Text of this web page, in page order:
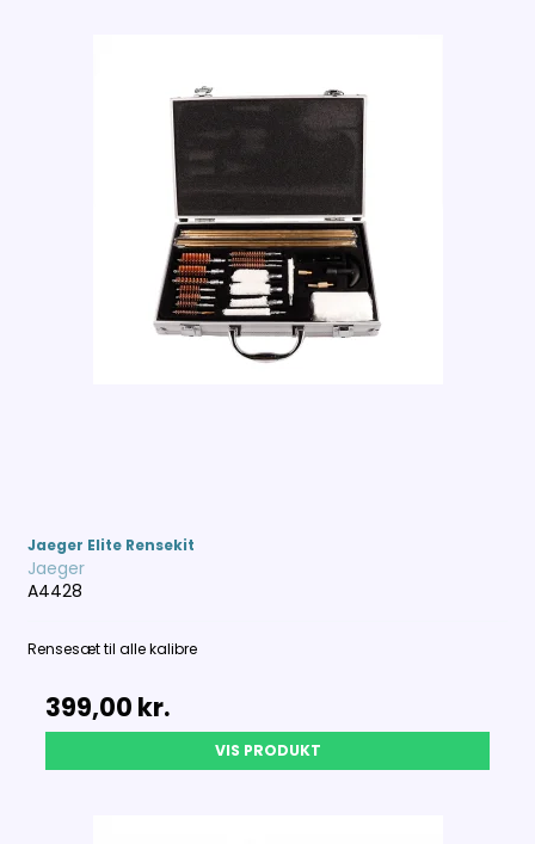
Jaeger Elite Rensekit
Jaeger
A4428
Rensesæt til alle kalibre
399,00 kr.
VIS PRODUKT